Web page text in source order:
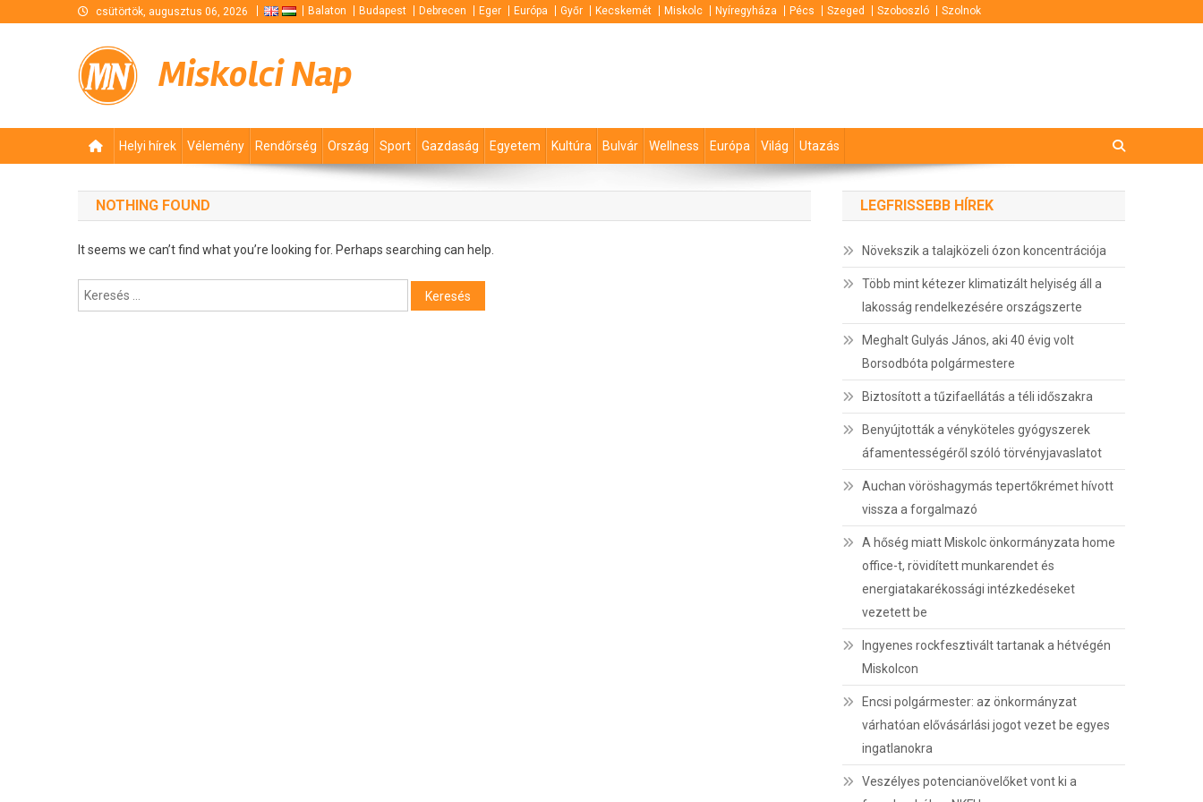
csütörtök, augusztus 06, 2026 Balaton Budapest Debrecen Eger Európa Győr Kecskemét Miskolc Nyíregyháza Pécs Szeged Szoboszló Szolnok
Miskolci Nap
Helyi hírek Vélemény Rendőrség Ország Sport Gazdaság Egyetem Kultúra Bulvár Wellness Európa Világ Utazás
NOTHING FOUND
It seems we can’t find what you’re looking for. Perhaps searching can help.
Keresés:
LEGFRISSEBB HÍREK
Növekszik a talajközeli ózon koncentrációja
Több mint kétezer klimatizált helyiség áll a
lakosság rendelkezésére országszerte
Meghalt Gulyás János, aki 40 évig volt
Borsodbóta polgármestere
Biztosított a tűzifaellátás a téli időszakra
Benyújtották a vényköteles gyógyszerek
áfamentességéről szóló törvényjavaslatot
Auchan vöröshagymás tepertőkrémet hívott
vissza a forgalmazó
A hőség miatt Miskolc önkormányzata home
office-t, rövidített munkarendet és
energiatakarékossági intézkedéseket
vezetett be
Ingyenes rockfesztivált tartanak a hétvégén
Miskolcon
Encsi polgármester: az önkormányzat
várhatóan elővásárlási jogot vezet be egyes
ingatlanokra
Veszélyes potencianövelőket vont ki a